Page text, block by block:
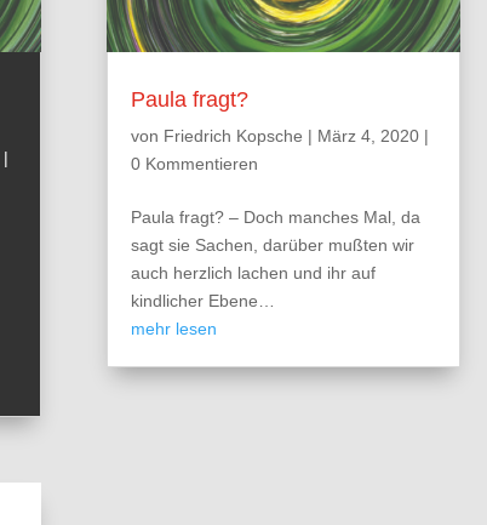
|
Paula fragt?
von Friedrich Kopsche | März 4, 2020|
0 Kommentieren
Paula fragt? – Doch manches Mal, da
sagt sie Sachen, darüber mußten wir
auch herzlich lachen und ihr auf
kindlicher Ebene…
mehr lesen